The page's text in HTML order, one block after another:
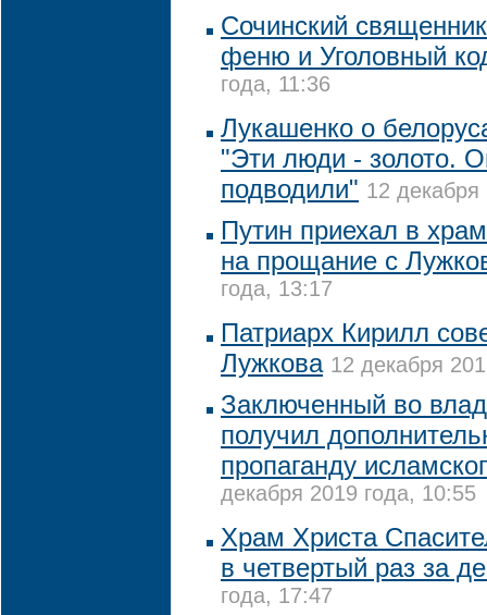
Сочинский
феню и Уголовный
года, 11:36
Лукашенко о
"Эти люди - золото.
подводили" 12 декабря
Путин приехал в
на прощание с
года, 13:17
Патриарх Кирилл
Лужкова 12 декабря
Заключенный во
получил
пропаганду
декабря 2019 года, 10:55
Храм Христа
в четвертый раз за
года, 17:47